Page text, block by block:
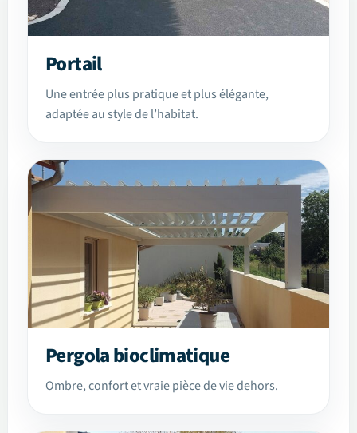
Portail
Une entrée plus pratique et plus élégante,
adaptée au style de l’habitat.
Pergola bioclimatique
Ombre, confort et vraie pièce de vie dehors.